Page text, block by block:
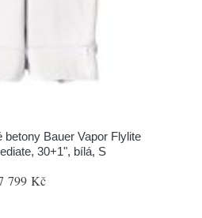
betony Bauer Vapor Flylite
30+1", bílá, S
799 Kč